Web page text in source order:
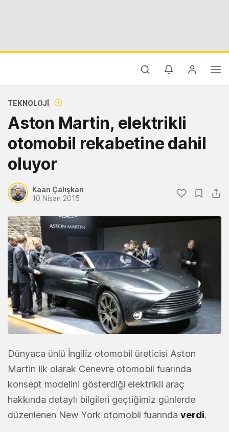
TEKNOLOJI
Aston Martin, elektrikli
otomobil rekabetine dahil
oluyor
Kaan Çalışkan
10 Nisan 2015
Dünyaca ünlü İngiliz otomobil üreticisi Aston
Martin ilk olarak Cenevre otomobil fuarında
konsept modelini gösterdiği elektrikli araç
hakkında detaylı bilgileri geçtiğimiz günlerde
düzenlenen New York otomobil fuarında verdi.